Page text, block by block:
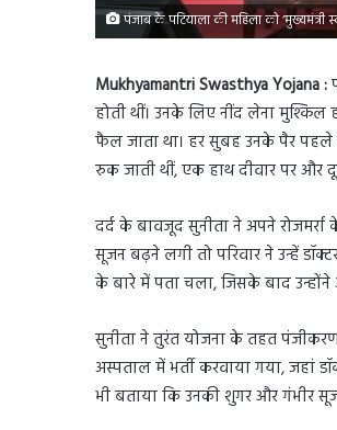
पंजाब के पटियाला की महिला को ‘मुख्यमंत्री
Mukhyamantri Swasthya Yojana :
होती थीं। उनके लिए नींद लेना
फैल जाता था। हर सुबह उनके पैर
रुक जाती थीं, एक हाथ दीवार पर और
दर्द के बावजूद सुनीता ने अपने
सूजन बढ़ने लगी तो परिवार ने उन्हें
के बारे में पता चला, जिसके बाद
सुनीता ने तुरंत योजना के तहत
अस्पताल में भर्ती करवाया गया, जहां
भी बताया कि उनकी शुगर और गंभीर